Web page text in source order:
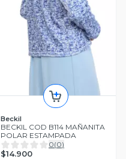
Beckil
BECKIL COD B114 MAÑANITA
POLAR ESTAMPADA
0(0)
$14.900